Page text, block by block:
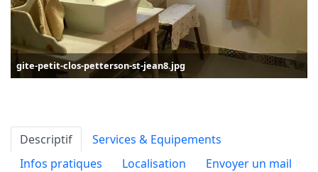
gite-petit-clos-petterson-st-jean8.jpg
Descriptif
Services & Equipements
Infos pratiques
Localisation Envoyer un mail